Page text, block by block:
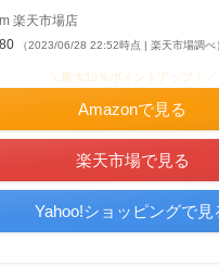
楽天市場店
（2023/06/28 22:52時点 | 楽天市場調べ
＼最大10％ポイントアップ！／
Amazonで見る
楽天市場で見る
Yahoo!ショッピングで見